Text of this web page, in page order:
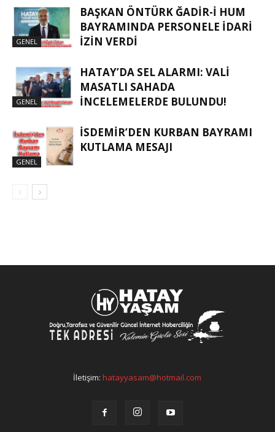
GENEL
BAŞKAN ÖNTÜRK ĞADIR-İ HUM
BAYRAMINDA PERSONELE İDARI
İZIN VERDI
GENEL
HATAY’DA SEL ALARMI: VALI
MASATLI SAHADA
İNCELEMELERDE BULUNDU!
GENEL
İSDEMIR’DEN KURBAN BAYRAMI
KUTLAMA MESAJI
İletişim:hatayyasam@hotmail.com